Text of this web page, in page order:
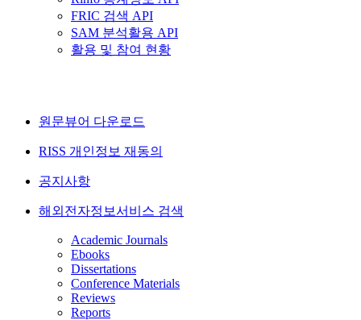
FRIC 검색 API
SAM 분석활용 API
활용 및 참여 현황
원문뷰어 다운로드
RISS 개인정보 재동의
공지사항
해외전자정보서비스 검색
Academic Journals
Ebooks
Dissertations
Conference Materials
Reviews
Reports